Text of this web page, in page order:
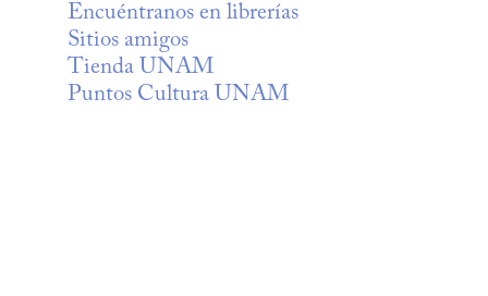
Encuéntranos en librerías
Sitios amigos
Tienda UNAM
Puntos Cultura UNAM